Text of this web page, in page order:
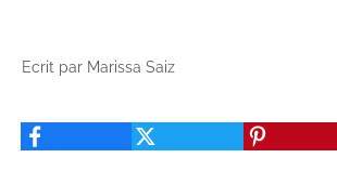
Ecrit par Marissa Saiz